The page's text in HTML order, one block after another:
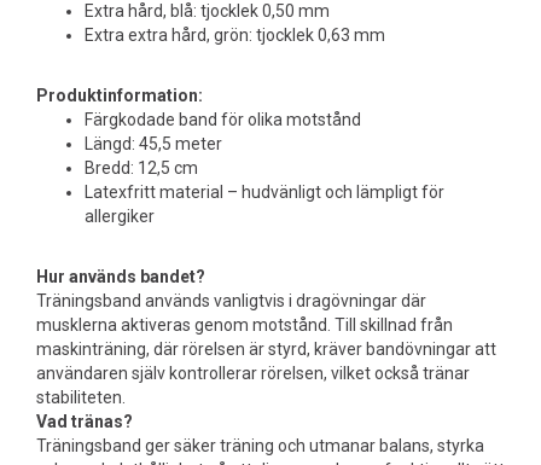
Extra hård, blå: tjocklek 0,50 mm
Extra extra hård, grön: tjocklek 0,63 mm
Produktinformation:
Färgkodade band för olika motstånd
Längd: 45,5 meter
Bredd: 12,5 cm
Latexfritt material – hudvänligt och lämpligt för
allergiker
Hur används bandet?
Träningsband används vanligtvis i dragövningar där
musklerna aktiveras genom motstånd. Till skillnad från
maskinträning, där rörelsen är styrd, kräver bandövningar att
användaren själv kontrollerar rörelsen, vilket också tränar
stabiliteten.
Vad tränas?
Träningsband ger säker träning och utmanar balans, styrka